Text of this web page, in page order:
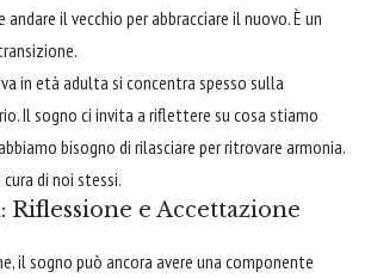
il vecchio per abbracciare il nuovo. È un
in età adulta si concentra spesso sulla
Il sogno ci invita a riflettere su cosa stiamo
bisogno di rilasciare per ritrovare armonia.
cura di noi stessi.
Riflessione e Accettazione
il sogno può ancora avere una componente